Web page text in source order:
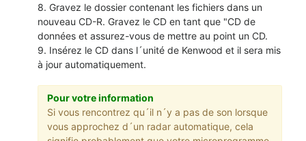
8. Gravez le dossier contenant les fichiers dans un
nouveau CD-R. Gravez le CD en tant que "CD de
données et assurez-vous de mettre au point un CD.
9. Insérez le CD dans l´unité de Kenwood et il sera mis
à jour automatiquement.
Pour votre information
Si vous rencontrez qu´il n´y a pas de son lorsque
vous approchez d´un radar automatique, cela